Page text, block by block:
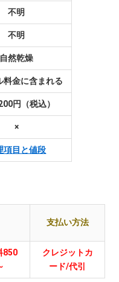
不明
不明
自然乾燥
料金に含まれる
円（税込）
×
項目と値段
支払い方法
850
クレジットカ
ード/代引